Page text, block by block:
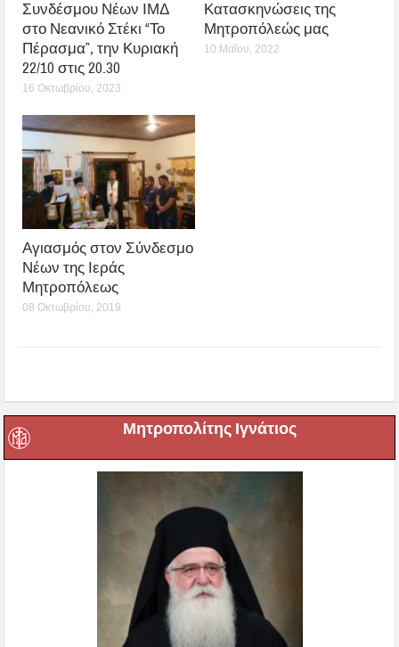
Συνδέσμου Νέων ΙΜΔ
στο Νεανικό Στέκι “Το
Πέρασμα”, την Κυριακή
22/10 στις 20.30
16 Οκτωβρίου, 2023
Κατασκηνώσεις της
Μητροπόλεώς μας
10 Μαΐου, 2022
Αγιασμός στον Σύνδεσμο
Νέων της Ιεράς
Μητροπόλεως
08 Οκτωβρίου, 2019
Μητροπολίτης Ιγνάτιος